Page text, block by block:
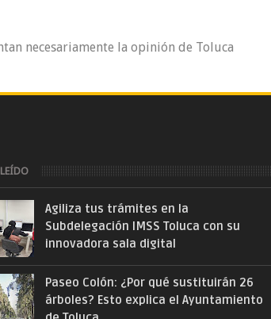
necesariamente la opinión de Toluca
Agiliza tus trámites en la
Subdelegación IMSS Toluca con su
innovadora sala digital
Paseo Colón: ¿Por qué sustituirán 26
árboles? Esto explica el Ayuntamiento